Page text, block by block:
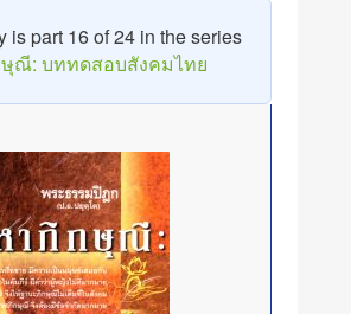
is part 16 of 24 in the series
ณี: บททดสอบสังคมไทย